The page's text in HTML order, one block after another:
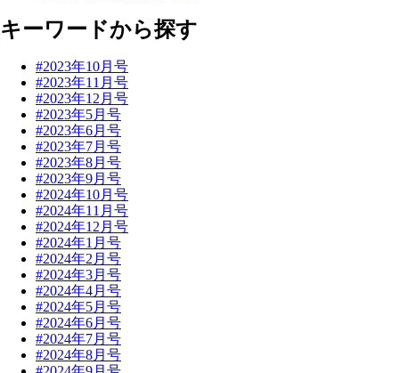
キーワードから探す
#2023年10月号
#2023年11月号
#2023年12月号
#2023年5月号
#2023年6月号
#2023年7月号
#2023年8月号
#2023年9月号
#2024年10月号
#2024年11月号
#2024年12月号
#2024年1月号
#2024年2月号
#2024年3月号
#2024年4月号
#2024年5月号
#2024年6月号
#2024年7月号
#2024年8月号